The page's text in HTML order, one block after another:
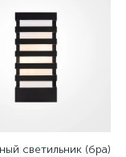
светильник (бра)